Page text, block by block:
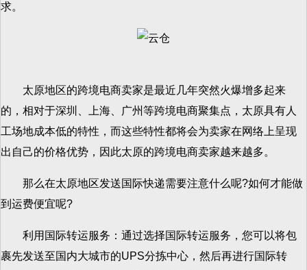
求。
太原地区的跨境电商卖家是最近几年突然火爆增多起来
的，相对于深圳、上海、广州等跨境电商聚集点，太原具有人
工场地成本低的特性，而这些特性都将会为卖家在网络上呈现
出自己的价格优势，因此太原的跨境电商卖家越来越多。
那么在太原地区发送国际快递需要注意什么呢?如何才能做
到运费便宜呢?
利用国际转运服务：通过选择国际转运服务，您可以将包
裹先发送至国内大城市的UPS分拣中心，然后再进行国际转